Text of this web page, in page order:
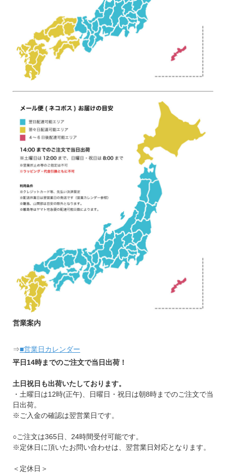
営業案内
⇒■営業日カレンダー
平日14時までのご注文で当日出荷！
土日祝日も出荷いたしております。
・土曜日は12時(正午)、日曜日・祝日は朝8時までのご注文で当
日出荷。
※ご入金の確認は翌営業日です。
○ご注文は365日、24時間受付可能です。
※定休日に頂いたお問い合わせは、翌営業日対応となります。
＜定休日＞